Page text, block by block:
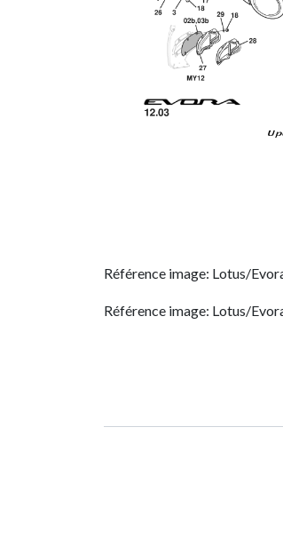
Référence image: Lotus/
Référence image: Lotus/